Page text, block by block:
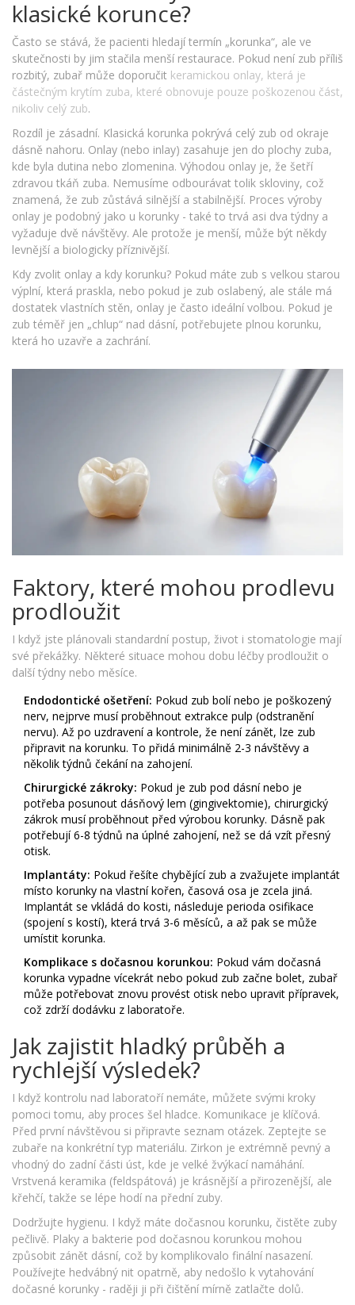
klasické korunce?
Často se stává, že pacienti hledají termín „korunka“, ale ve
skutečnosti by jim stačila menší restaurace. Pokud není zub příliš
rozbitý, zubař může doporučit keramickou onlay, která je
částečným krytím zuba, které obnovuje pouze poškozenou část,
nikoliv celý zub.
Rozdíl je zásadní. Klasická korunka pokrývá celý zub od okraje
dásně nahoru. Onlay (nebo inlay) zasahuje jen do plochy zuba,
kde byla dutina nebo zlomenina. Výhodou onlay je, že šetří
zdravou tkáň zuba. Nemusíme odbourávat tolik skloviny, což
znamená, že zub zůstává silnější a stabilnější. Proces výroby
onlay je podobný jako u korunky - také to trvá asi dva týdny a
vyžaduje dvě návštěvy. Ale protože je menší, může být někdy
levnější a biologicky příznivější.
Kdy zvolit onlay a kdy korunku? Pokud máte zub s velkou starou
výplní, která praskla, nebo pokud je zub oslabený, ale stále má
dostatek vlastních stěn, onlay je často ideální volbou. Pokud je
zub téměř jen „chlup“ nad dásní, potřebujete plnou korunku,
která ho uzavře a zachrání.
Faktory, které mohou prodlevu
prodloužit
I když jste plánovali standardní postup, život i stomatologie mají
své překážky. Některé situace mohou dobu léčby prodloužit o
další týdny nebo měsíce.
Endodontické ošetření: Pokud zub bolí nebo je poškozený
nerv, nejprve musí proběhnout extrakce pulp (odstranění
nervu). Až po uzdravení a kontrole, že není zánět, lze zub
připravit na korunku. To přidá minimálně 2-3 návštěvy a
několik týdnů čekání na zahojení.
Chirurgické zákroky: Pokud je zub pod dásní nebo je
potřeba posunout dásňový lem (gingivektomie), chirurgický
zákrok musí proběhnout před výrobou korunky. Dásně pak
potřebují 6-8 týdnů na úplné zahojení, než se dá vzít přesný
otisk.
Implantáty: Pokud řešíte chybějící zub a zvažujete implantát
místo korunky na vlastní kořen, časová osa je zcela jiná.
Implantát se vkládá do kosti, následuje perioda osifikace
(spojení s kostí), která trvá 3-6 měsíců, a až pak se může
umístit korunka.
Komplikace s dočasnou korunkou: Pokud vám dočasná
korunka vypadne vícekrát nebo pokud zub začne bolet, zubař
může potřebovat znovu provést otisk nebo upravit přípravek,
což zdrží dodávku z laboratoře.
Jak zajistit hladký průběh a
rychlejší výsledek?
I když kontrolu nad laboratoří nemáte, můžete svými kroky
pomoci tomu, aby proces šel hladce. Komunikace je klíčová.
Před první návštěvou si připravte seznam otázek. Zeptejte se
zubaře na konkrétní typ materiálu. Zirkon je extrémně pevný a
vhodný do zadní části úst, kde je velké žvýkací namáhání.
Vrstvená keramika (feldspátová) je krásnější a přirozenější, ale
křehčí, takže se lépe hodí na přední zuby.
Dodržujte hygienu. I když máte dočasnou korunku, čistěte zuby
pečlivě. Plaky a bakterie pod dočasnou korunkou mohou
způsobit zánět dásní, což by komplikovalo finální nasazení.
Používejte hedvábný nit opatrně, aby nedošlo k vytahování
dočasné korunky - raději ji při čištění mírně zatlačte dolů.